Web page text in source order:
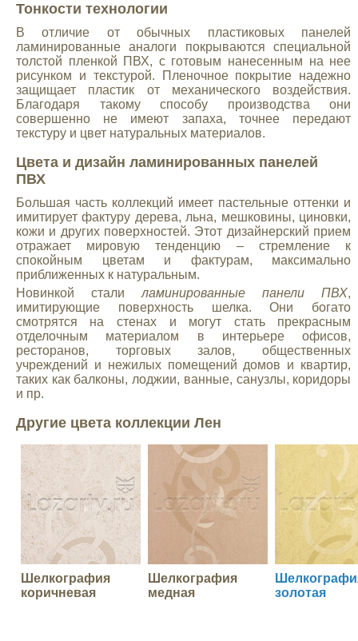
Тонкости технологии
В отличие от обычных пластиковых панелей
ламинированные аналоги покрываются специальной
толстой пленкой ПВХ, с готовым нанесенным на нее
рисунком и текстурой. Пленочное покрытие надежно
защищает пластик от механического воздействия.
Благодаря такому способу производства они
совершенно не имеют запаха, точнее передают
текстуру и цвет натуральных материалов.
Цвета и дизайн ламинированных панелей
ПВХ
Большая часть коллекций имеет пастельные оттенки и
имитирует фактуру дерева, льна, мешковины, циновки,
кожи и других поверхностей. Этот дизайнерский прием
отражает мировую тенденцию – стремление к
спокойным цветам и фактурам, максимально
приближенных к натуральным.
Новинкой сталиламинированные панели ПВХ,
имитирующие поверхность шелка. Они богато
смотрятся на стенах и могут стать прекрасным
отделочным материалом в интерьере офисов,
ресторанов, торговых залов, общественных
учреждений и нежилых помещений домов и квартир,
таких как балконы, лоджии, ванные, санузлы, коридоры
и пр.
Другие цвета коллекции Лен
Шелкография
коричневая
Шелкография
медная
золотая
Volkswagen
УАЗ
Дополнительные товары